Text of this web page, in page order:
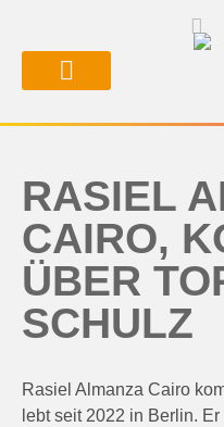
RASIEL
CAIRO,
ÜBER
SCHULZ
Rasiel Almanza Cairo
lebt seit 2022 in Berlin.